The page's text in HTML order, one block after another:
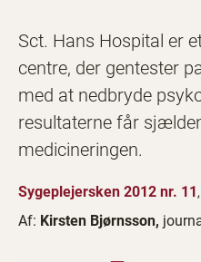
Sct. Hans Hospital er
centre, der gentester
med at nedbryde
resultaterne får
medicineringen.
Sygeplejersken 2012 nr. 11
Af: Kirsten Bjørnsson,